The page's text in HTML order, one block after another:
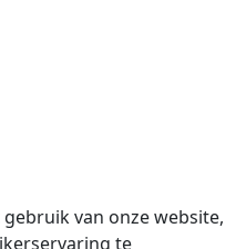
van onze website,
te